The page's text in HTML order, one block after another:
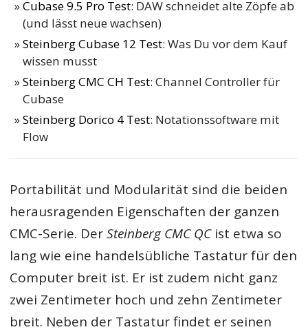
Cubase 9.5 Pro Test: DAW schneidet alte Zöpfe ab
(und lässt neue wachsen)
Steinberg Cubase 12 Test: Was Du vor dem Kauf
wissen musst
Steinberg CMC CH Test: Channel Controller für
Cubase
Steinberg Dorico 4 Test: Notationssoftware mit
Flow
Portabilität und Modularität sind die beiden
herausragenden Eigenschaften der ganzen
CMC-Serie. DerSteinberg CMC QCist etwa so
lang wie eine handelsübliche Tastatur für den
Computer breit ist. Er ist zudem nicht ganz
zwei Zentimeter hoch und zehn Zentimeter
breit. Neben der Tastatur findet er seinen